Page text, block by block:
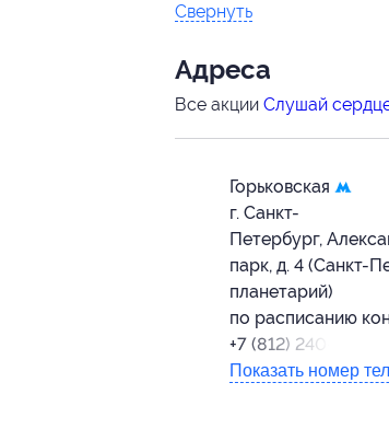
Свернуть
Адресa
Все акции Слушай
Горьковская
г. Санкт-
Петербург,
парк, д. 4 (Санкт-
планетарий)
по расписанию
+7 (812) 240-87-27
Показать номер